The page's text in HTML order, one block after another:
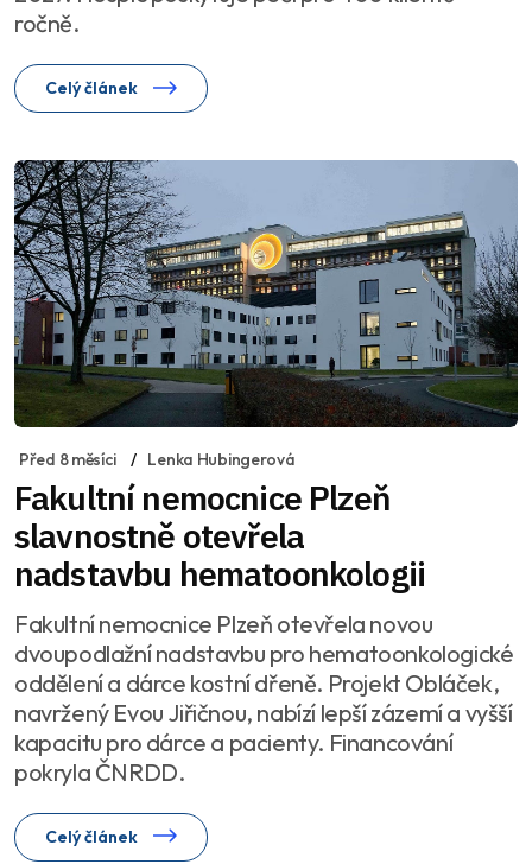
ročně.
Celý článek
Před 8 měsíci Lenka Hubingerová
Fakultní nemocnice Plzeň
slavnostně otevřela
nadstavbu hematoonkologii
Fakultní nemocnice Plzeň otevřela novou
dvoupodlažní nadstavbu pro hematoonkologické
oddělení a dárce kostní dřeně. Projekt Obláček,
navržený Evou Jiřičnou, nabízí lepší zázemí a vyšší
kapacitu pro dárce a pacienty. Financování
pokryla ČNRDD.
Celý článek